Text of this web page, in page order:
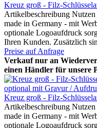
Kreuz groß - Filz-
Artikelbeschreibung Nutzen
made in Germany - mit
optionale Logoaufdruck
Ihren Kunden. Zusätzlich
Preise auf Anfrage
Verkauf nur an
einen Händler für unsere
Kreuz groß - Filz-
Artikelbeschreibung Nutzen
made in Germany - mit
optionale Logoaufdruck